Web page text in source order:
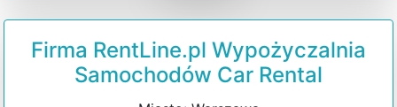
Firma RentLine.pl Wypożyczalnia
Samochodów Car Rental